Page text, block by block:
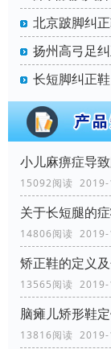
北京跛脚纠
扬州高弓足
长短脚纠正鞋
小儿麻痹症导
15092阅读
关于长短腿的
14806阅读
矫正鞋的定义
13565阅读
脑瘫儿矫形鞋
13816阅读